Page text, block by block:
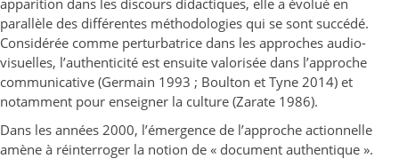
apparition dans les discours didactiques, elle a évolué en
parallèle des différentes méthodologies qui se sont succédé.
Considérée comme perturbatrice dans les approches audio-
visuelles, l’authenticité est ensuite valorisée dans l’approche
communicative (Germain 1993 ; Boulton et Tyne 2014) et
notamment pour enseigner la culture (Zarate 1986).
Dans les années 2000, l’émergence de l’approche actionnelle
amène à réinterroger la notion de « document authentique ».